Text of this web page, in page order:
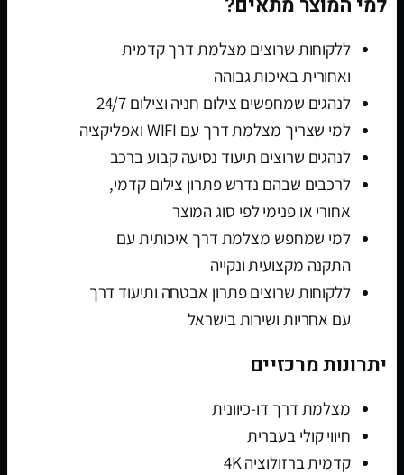
ללקוחות שרוצים מצלמת דרך קדמית
ואחורית באיכות גבוהה
לנהגים שמחפשים צילום חניה וצילום 24/7
למי שצריך מצלמת דרך עם WIFI ואפליקציה
לנהגים שרוצים תיעוד נסיעה קבוע ברכב
לרכבים שבהם נדרש פתרון צילום קדמי,
אחורי או פנימי לפי סוג המוצר
למי שמחפש מצלמת דרך איכותית עם
התקנה מקצועית ונקייה
ללקוחות שרוצים פתרון אבטחה ותיעוד דרך
עם אחריות ושירות בישראל
יתרונות מרכזיים
מצלמת דרך דו-כיוונית
חיווי קולי בעברית
קדמית ברזולוציה 4K